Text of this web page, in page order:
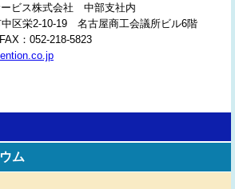
ービス株式会社 中部支社内
区栄2-10-19 名古屋商工会議所ビル6階
：052-218-5823
ム